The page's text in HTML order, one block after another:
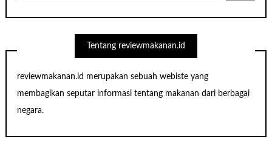
Tentang reviewmakanan.id
reviewmakanan.id merupakan sebuah webiste yang
membagikan seputar informasi tentang makanan dari berbagai
negara.